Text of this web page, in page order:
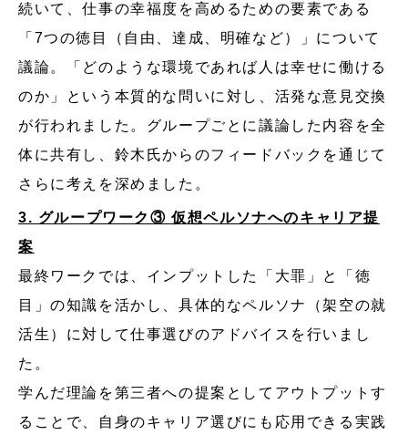
続いて、仕事の幸福度を高めるための要素である
「7つの徳目（自由、達成、明確など）」について
議論。「どのような環境であれば人は幸せに働ける
のか」という本質的な問いに対し、活発な意見交換
が行われました。グループごとに議論した内容を全
体に共有し、鈴木氏からのフィードバックを通じて
さらに考えを深めました。
3. グループワーク③ 仮想ペルソナへのキャリア提
案
最終ワークでは、インプットした「大罪」と「徳
目」の知識を活かし、具体的なペルソナ（架空の就
活生）に対して仕事選びのアドバイスを行いまし
た。
学んだ理論を第三者への提案としてアウトプットす
ることで、自身のキャリア選びにも応用できる実践